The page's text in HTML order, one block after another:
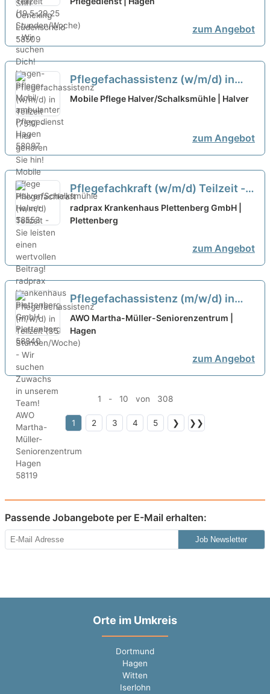
zum Angebot
Pflegefachassistenz (w/m/d) in
Teilzeit (75%) - Hier gehören Sie
Mobile Pflege Halver/Schalksmühle | Halver
zum Angebot
Pflegefachkraft (w/m/d) Teilzeit -
Sie leisten einen wertvollen
Beitrag! neu
radprax Krankenhaus Plettenberg GmbH |
Plettenberg
zum Angebot
Pflegefachassistenz (m/w/d) in
Teilzeit (35 Stunden/Woche) - Wir
suchen Zuwachs in unserem Team!
neu
AWO Martha-Müller-Seniorenzentrum |
Hagen
zum Angebot
1 - 10 von 308
1 2 3 4 5 ❯ ❯❯
Passende Jobangebote per E-Mail erhalten:
Job Newsletter
Orte im Umkreis
Dortmund
Hagen
Witten
Iserlohn